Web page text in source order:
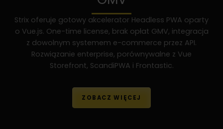
Strix oferuje gotowy akcelerator Headless PWA oparty
o Vue.js. One-time license, brak opłat GMV, integracja
z dowolnym systemem e-commerce przez API.
Rozwiązanie enterprise, porównywalne z Vue
Storefront, ScandiPWA i Frontastic.
ZOBACZ WIĘCEJ